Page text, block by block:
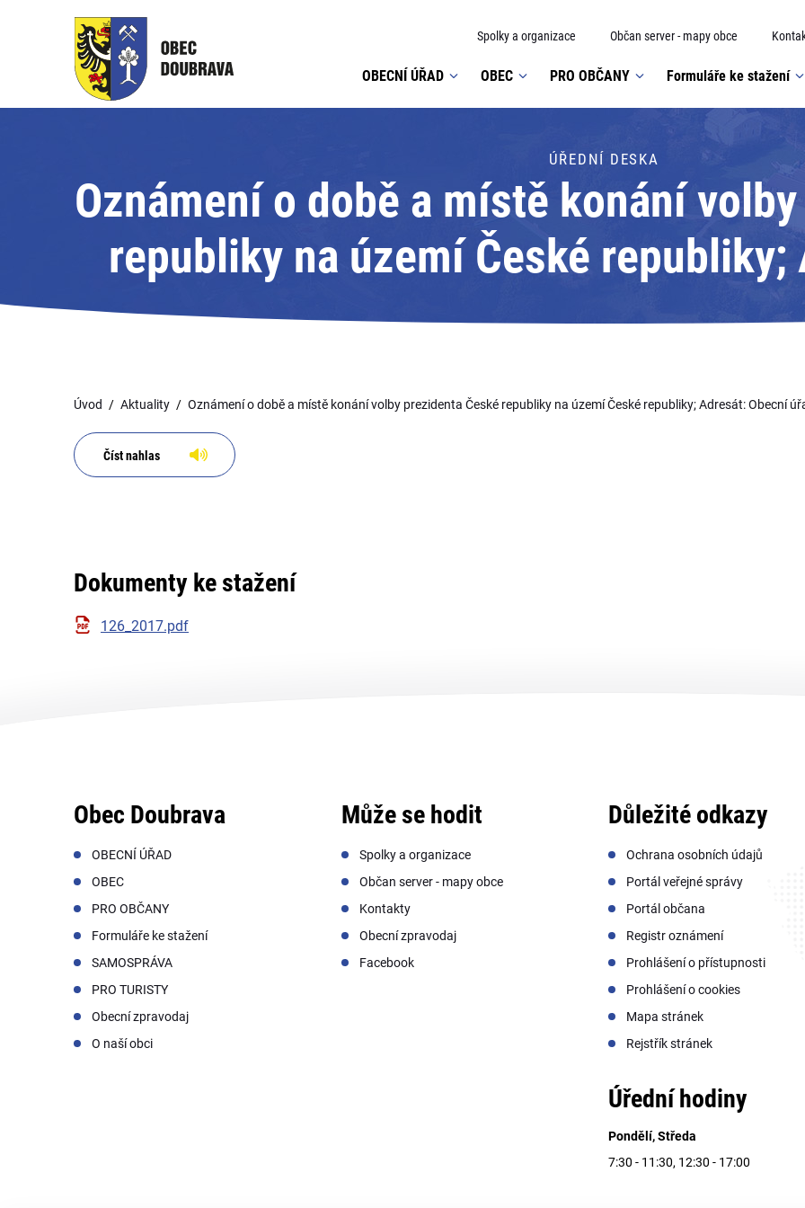
Spolky a organizace Občan server - mapy obce
OBECNÍ ÚŘAD OBEC PRO OBČANY Formuláře ke stažení
ÚŘEDNÍ DESKA
Oznámení o době a místě konání
republiky na území České republiky;
úřad Doubrava
Úvod Aktuality Oznámení o době a místě konání volby prezidenta České republiky na území České republiky; Adresát: Obecní
Číst nahlas
Dokumenty ke stažení
126_2017.pdf
Obec Doubrava
OBECNÍ ÚŘAD
OBEC
PRO OBČANY
Formuláře ke stažení
SAMOSPRÁVA
PRO TURISTY
Obecní zpravodaj
O naší obci
Může se hodit
Spolky a organizace
Občan server - mapy obce
Kontakty
Obecní zpravodaj
Facebook
Důležité odkazy
Ochrana osobních údajů
Portál veřejné správy
Portál občana
Registr oznámení
Prohlášení o přístupnosti
Prohlášení o cookies
Mapa stránek
Rejstřík stránek
Úřední hodiny
Pondělí, Středa
7:30 - 11:30, 12:30 - 17:00